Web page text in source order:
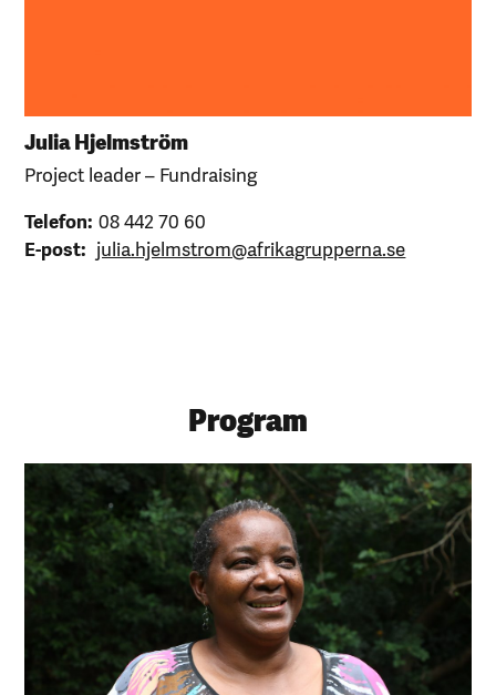
Julia Hjelmström
Project leader – Fundraising
Telefon: 08 442 70 60
E-post: julia.hjelmstrom@afrikagrupperna.se
Program